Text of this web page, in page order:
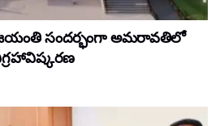
జయంతి సందర్భంగా అమరావతిలో